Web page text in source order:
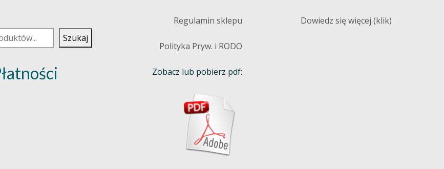
Szukaj
Regulamin sklepu
Polityka Pryw. i RODO
Zobacz lub pobierz pdf:
Dowiedz się więcej (klik)